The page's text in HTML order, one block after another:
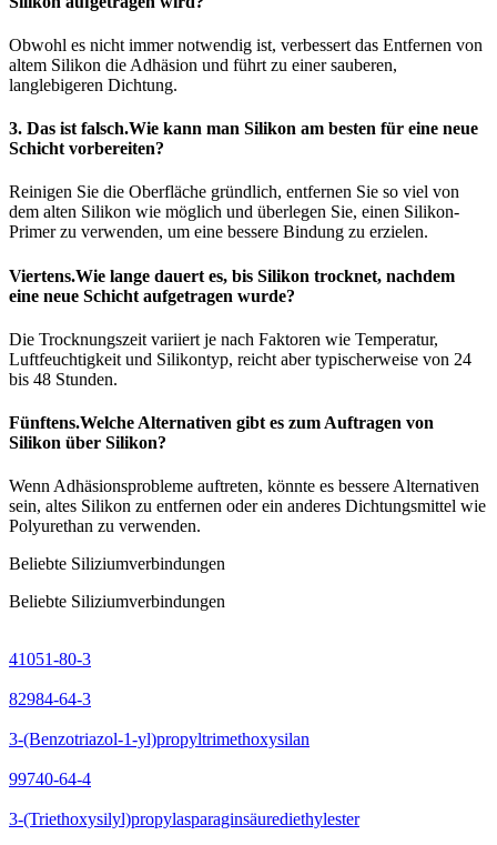
Obwohl es nicht immer notwendig ist, verbessert das Entfernen von
altem Silikon die Adhäsion und führt zu einer sauberen,
langlebigeren Dichtung.
3. Das ist falsch.Wie kann man Silikon am besten für eine neue
Schicht vorbereiten?
Reinigen Sie die Oberfläche gründlich, entfernen Sie so viel von
dem alten Silikon wie möglich und überlegen Sie, einen Silikon-
Primer zu verwenden, um eine bessere Bindung zu erzielen.
Viertens.Wie lange dauert es, bis Silikon trocknet, nachdem
eine neue Schicht aufgetragen wurde?
Die Trocknungszeit variiert je nach Faktoren wie Temperatur,
Luftfeuchtigkeit und Silikontyp, reicht aber typischerweise von 24
bis 48 Stunden.
Fünftens.Welche Alternativen gibt es zum Auftragen von
Silikon über Silikon?
Wenn Adhäsionsprobleme auftreten, könnte es bessere Alternativen
sein, altes Silikon zu entfernen oder ein anderes Dichtungsmittel wie
Polyurethan zu verwenden.
Beliebte Siliziumverbindungen
Beliebte Siliziumverbindungen
41051-80-3
82984-64-3
3-(Benzotriazol-1-yl)propyltrimethoxysilan
99740-64-4
3-(Triethoxysilyl)propylasparaginsäurediethylester